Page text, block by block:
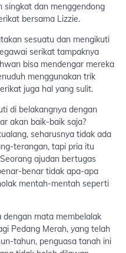
singkat dan menggendong
bersama Lizzie.
sesuatu dan mengikuti
serikat tampaknya
bisa mendengar mereka
menggunakan trik
juga hal yang sulit.
di belakangnya dengan
akan baik-baik saja?
seharusnya tidak ada
terangan, tapi pria itu
ajudan bertugas
benar tidak apa-apa
mentah-mentah seperti
mata membelalak
Pedang Merah, yang telah
tahun, penguasa tanah ini